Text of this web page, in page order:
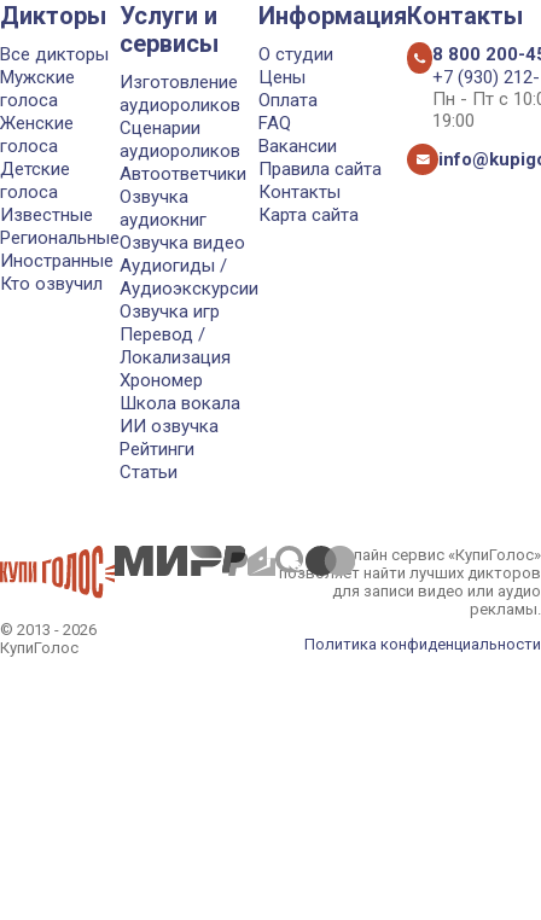
Дикторы
Все дикторы
Мужские
голоса
Женские
голоса
Детские
голоса
Известные
Региональные
Иностранные
Кто озвучил
Услуги и
сервисы
Изготовление
аудиороликов
Сценарии
аудиороликов
Автоответчики
Озвучка
аудиокниг
Озвучка видео
Аудиогиды /
Аудиоэкскурсии
Озвучка игр
Перевод /
Локализация
Хрономер
Школа вокала
ИИ озвучка
Рейтинги
Статьи
Информация
О студии
Цены
Оплата
FAQ
Вакансии
Правила сайта
Контакты
Карта сайта
Контакты
8 800 200-
+7 (930)
Пн - Пт с
19:00
© 2013 - 2026
КупиГолос
Онлайн сервис «КупиГолос»
позволяет найти лучших дикторов
для записи видео или аудио
рекламы.
Политика конфиденциальности